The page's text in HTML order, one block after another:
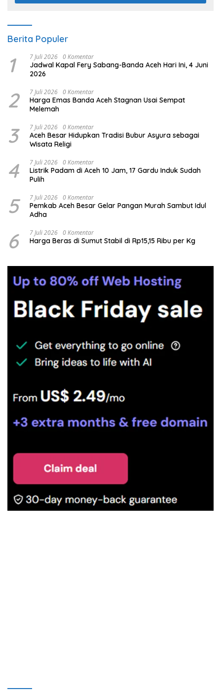
Berita Populer
1 7 Juli 2026 0 Komentar
Jadwal Kapal Fery Sabang-Banda Aceh Hari Ini, 4 Juni
2026
2 7 Juli 2026 0 Komentar
Harga Emas Banda Aceh Stagnan Usai Sempat
Melemah
3 7 Juli 2026 0 Komentar
Aceh Besar Hidupkan Tradisi Bubur Asyura sebagai
Wisata Religi
4 7 Juli 2026 0 Komentar
Listrik Padam di Aceh 10 Jam, 17 Gardu Induk Sudah
Pulih
5 7 Juli 2026 0 Komentar
Pemkab Aceh Besar Gelar Pangan Murah Sambut Idul
Adha
6 7 Juli 2026 0 Komentar
Harga Beras di Sumut Stabil di Rp15,15 Ribu per Kg